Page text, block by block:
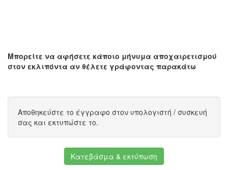
Μπορείτε να αφήσετε κάποιο μήνυμα αποχαιρετισμού
στον εκλιπόντα αν θέλετε γράφοντας παρακάτω
Αποθηκεύστε το έγγραφο στον υπολογιστή / συσκευή
σας και εκτυπώστε το.
Κατεβάσμα & εκτύπωση